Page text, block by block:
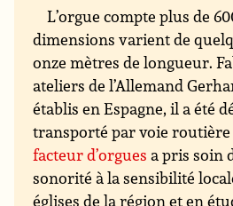
L’orgue compte plus de
dimensions varient de
onze mètres de longueur.
ateliers de l’Allemand
établis en Espagne, il a été
transporté par voie routière
facteur d’orgues a pris soin
sonorité à la sensibilité
églises de la région et en